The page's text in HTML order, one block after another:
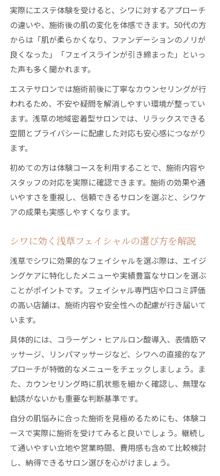
実際にエステ体験を受けると、シワに対するアプローチ
の違いや、施術後の肌の変化を体感できます。50代の方
からは「肌が柔らかくなり、ファンデーションのノリが
良くなった」「フェイスラインが引き締まった」といっ
た声も多く聞かれます。
エステサロンでは施術前後に丁寧なカウンセリングが行
われるため、不安や疑問を解消しやすい環境が整ってい
ます。浅草の地域密着型サロンでは、リラックスできる
空間とプライバシーに配慮した対応も安心感につながり
ます。
初めての方は体験コースを利用することで、施術内容や
スタッフの対応を実際に確認できます。施術の効果や通
いやすさを重視し、信頼できるサロンを選ぶと、シワケ
アの成果も実感しやすくなります。
シワに効く浅草フェイシャルの選び方を解説
浅草でシワに効果的なフェイシャルを選ぶ際は、エイジ
ングケアに特化したメニューや実績豊富なサロンを選ぶ
ことがポイントです。フェイシャル専門店や口コミ評価
の高い店舗は、施術内容や安全性への配慮が行き届いて
います。
具体的には、コラーゲン・ヒアルロン酸導入、表情筋マ
ッサージ、リンパマッサージなど、シワへの直接的なア
プローチが特徴的なメニューをチェックしましょう。ま
た、カウンセリング時に肌状態を細かく確認し、無理な
勧誘がないかも重要な判断基準です。
自分の肌悩みに合った施術を見極めるためにも、体験コ
ースで実際に施術を受けてみると良いでしょう。継続し
て通いやすい立地や営業時間、費用感も含めて比較検討
し、納得できるサロン選びを心がけましょう。